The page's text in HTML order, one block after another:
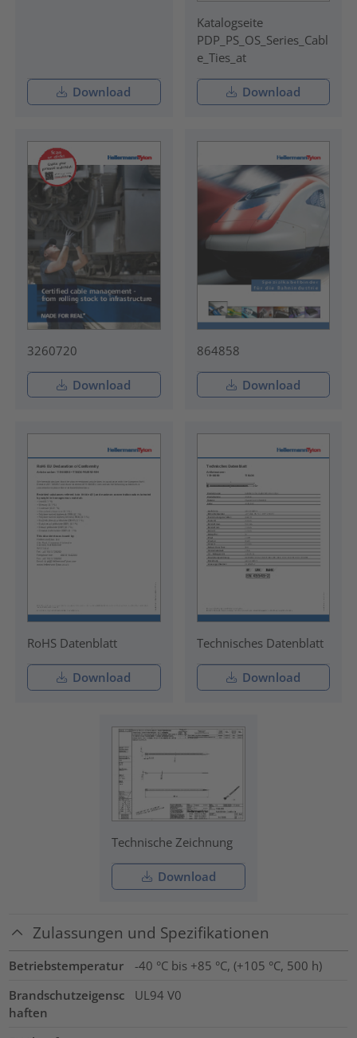
Download
Katalogseite
PDP_PS_OS_Series_Cabl
e_Ties_at
Download
3260720
Download
864858
Download
RoHS Datenblatt
Download
Technisches Datenblatt
Download
Technische Zeichnung
Download
Zulassungen und Spezifikationen
Betriebstemperatur
-40 °C bis +85 °C, (+105 °C, 500 h)
Brandschutzeigensc
haften
UL94 V0